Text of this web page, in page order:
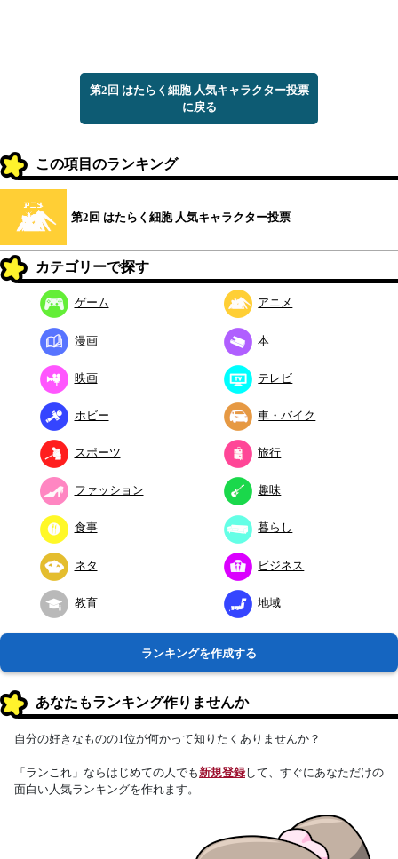
第2回 はたらく細胞 人気キャラクター投票
に戻る
この項目のランキング
第2回 はたらく細胞 人気キャラクター投票
カテゴリーで探す
ゲーム アニメ
漫画 本
映画 テレビ
ホビー 車・バイク
スポーツ 旅行
ファッション 趣味
食事 暮らし
ネタ ビジネス
教育 地域
ランキングを作成する
あなたもランキング作りませんか
自分の好きなものの1位が何かって知りたくありませんか？
「ランこれ」ならはじめての人でも新規登録して、すぐにあなただけの
面白い人気ランキングを作れます。